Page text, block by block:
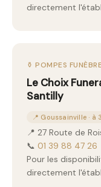
directement
⚱️ POMPES
Le Choix
Santilly
📍 Goussainville · à
📍 27 Route de
📞 01 39 88 47 26
Pour les
directement